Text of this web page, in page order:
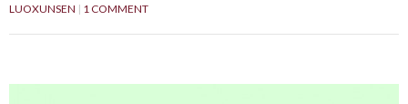
LUOXUNSEN
1 COMMENT